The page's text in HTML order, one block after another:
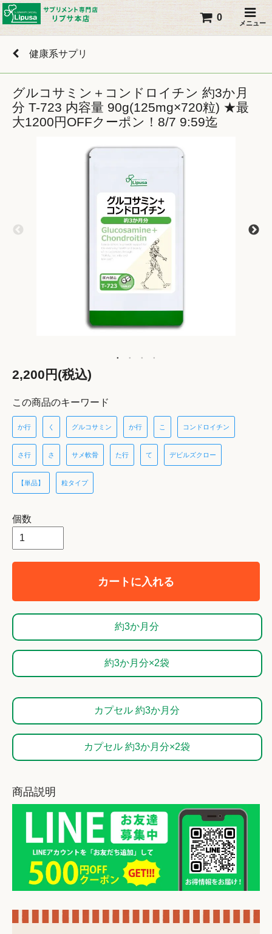
メニュー
0
健康系サプリ
グルコサミン＋コンドロイチン 約3か月
分 T-723 内容量 90g(125mg×720粒) ★最
大1200円OFFクーポン！8/7 9:59迄
2,200円(税込)
この商品のキーワード
か行 く グルコサミン か行 こ コンドロイチン
さ行 さ サメ軟骨 た行 て デビルズクロー
【単品】 粒タイプ
個数
カートに入れる
約3か月分
約3か月分×2袋
カプセル 約3か月分
カプセル 約3か月分×2袋
商品説明